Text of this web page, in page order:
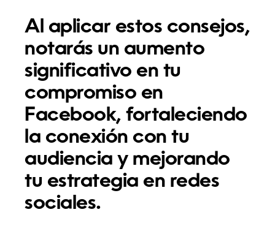
Al aplicar estos consejos,
notarás un aumento
significativo en tu
compromiso en
Facebook, fortaleciendo
la conexión con tu
audiencia y mejorando
tu estrategia en redes
sociales.